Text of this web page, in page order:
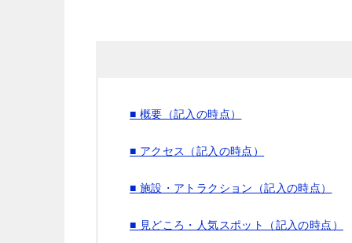
■ 概要（記入の時点）
■ アクセス（記入の時点）
■ 施設・アトラクション（記入の時点）
■ 見どころ・人気スポット（記入の時点）